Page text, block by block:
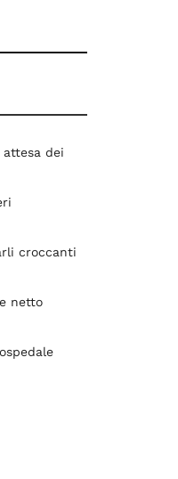
attesa dei
croccanti
netto